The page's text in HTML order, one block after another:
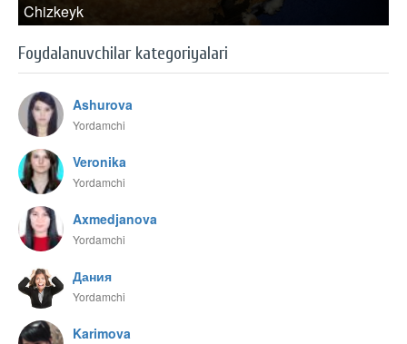
Chizkeyk
Foydalanuvchilar kategoriyalari
Ashurova
Yordamchi
Veronika
Yordamchi
Axmedjanova
Yordamchi
Дания
Yordamchi
Karimova